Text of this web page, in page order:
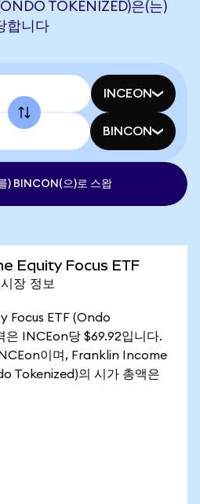
TOKENIZED)은(는)
합니다
INCEON
BINCON
) BINCON(으)로 스왑
Equity Focus ETF
장 정보
Focus ETF (Ondo
은 INCEon당 $69.92입니다.
이며, Franklin Income
Tokenized)의 시가 총액은